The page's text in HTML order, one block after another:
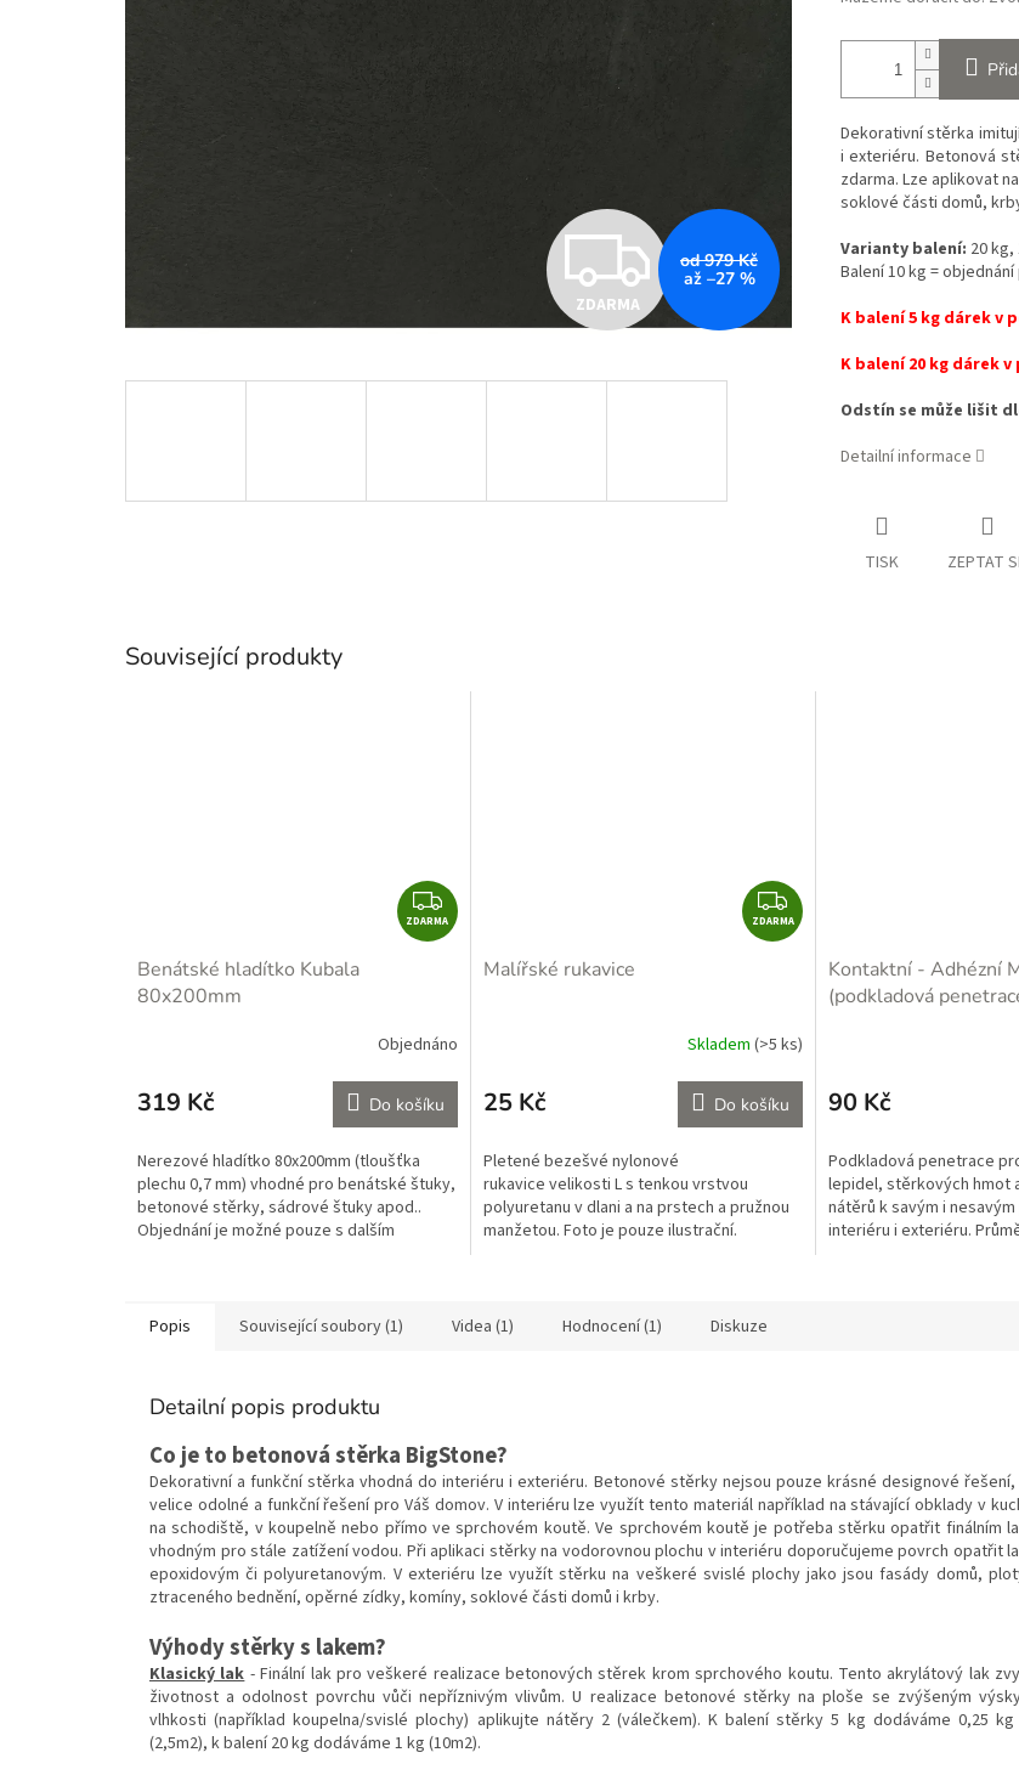
Z
D
R
ZDARMA
od 979 Kč
až –27 %
Dekorativní stěrka
i exteriéru. Betonová
zdarma. Lze aplikovat
soklové části domů,
Varianty balení: 20 kg,
Balení 10 kg =
K balení 5 kg dárek v
K balení 20 kg dárek
Odstín se může lišit
Detailní informace
TISK ZEPTAT
Související produkty
Z
D
A
ZDARMA
Benátské hladítko Kubala
80x200mm
Objednáno
319 Kč Do košíku
Nerezové hladítko 80x200mm (tloušťka
plechu 0,7 mm) vhodné pro benátské štuky,
betonové stěrky, sádrové štuky apod..
Objednání je možné pouze s dalším
Z
D
A
ZDARMA
Malířské rukavice
Skladem (>5 ks)
25 Kč Do košíku
Pletené bezešvé nylonové
rukavice velikosti L s tenkou vrstvou
polyuretanu v dlani a na prstech a pružnou
manžetou. Foto je pouze ilustrační.
Kontaktní - Adhézní
(podkladová
90 Kč
Podkladová penetrace
lepidel, stěrkových hmot
nátěrů k savým i
interiéru i exteriéru.
Popis Související soubory (1) Videa (1) Hodnocení (1) Diskuze
Detailní popis produktu
Co je to betonová stěrka BigStone?
Dekorativní a funkční stěrka vhodná do interiéru i exteriéru. Betonové stěrky nejsou pouze krásné designové řešení,
velice odolné a funkční řešení pro Váš domov. V interiéru lze využít tento materiál například na stávající obklady v
na schodiště, v koupelně nebo přímo ve sprchovém koutě. Ve sprchovém koutě je potřeba stěrku opatřit finálním
vhodným pro stále zatížení vodou. Při aplikaci stěrky na vodorovnou plochu v interiéru doporučujeme povrch opatřit
epoxidovým či polyuretanovým. V exteriéru lze využít stěrku na veškeré svislé plochy jako jsou fasády domů,
ztraceného bednění, opěrné zídky, komíny, soklové části domů i krby.
Výhody stěrky s lakem?
Klasický lak - Finální lak pro veškeré realizace betonových stěrek krom sprchového koutu. Tento akrylátový lak
životnost a odolnost povrchu vůči nepříznivým vlivům. U realizace betonové stěrky na ploše se zvýšeným
vlhkosti (například koupelna/svislé plochy) aplikujte nátěry 2 (válečkem). K balení stěrky 5 kg dodáváme 0,25 kg
(2,5m2), k balení 20 kg dodáváme 1 kg (10m2).